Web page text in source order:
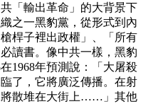
「輸出革命」的大背景下
之一黑豹黨，從形式到內
桿子裡出政權」、「所有
讀書。像中共一樣，黑豹
1968年預測說：「大屠殺
了，它將廣泛傳播。在射
將散堆在大街上……」其他